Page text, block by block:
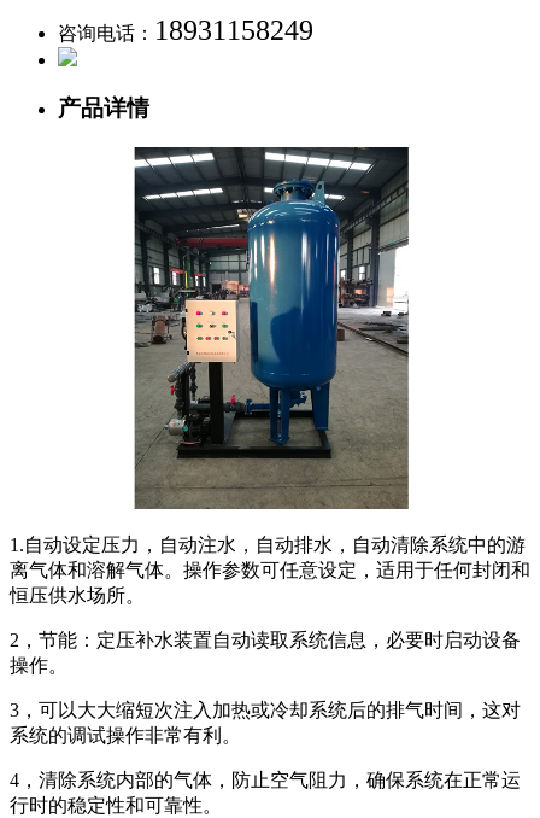
咨询电话： 18931158249
产品详情
1.自动设定压力，自动注水，自动排水，自动清除系统中的游
离气体和溶解气体。操作参数可任意设定，适用于任何封闭和
恒压供水场所。
2，节能：定压补水装置自动读取系统信息，必要时启动设备
操作。
3，可以大大缩短次注入加热或冷却系统后的排气时间，这对
系统的调试操作非常有利。
4，清除系统内部的气体，防止空气阻力，确保系统在正常运
行时的稳定性和可靠性。